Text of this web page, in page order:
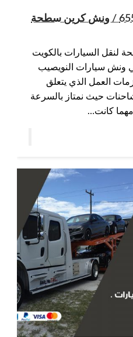
ونش النويصيب / 65557275 / ونش كرين سطحة
لنقل السيارات بالكويت
سيارات النويصيب
العمل الذي يتعلق
حيث نمتاز بالسرعة
مهما كانت…